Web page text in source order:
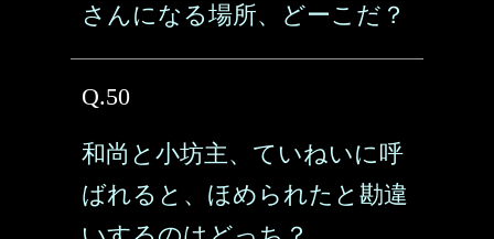
さんになる場所、どーこだ？
Q.50
和尚と小坊主、ていねいに呼
ばれると、ほめられたと勘違